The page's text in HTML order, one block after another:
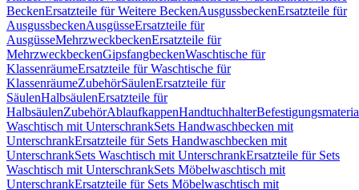
BeckenErsatzteile für Weitere BeckenAusgussbeckenErsatzteile für
AusgussbeckenAusgüsseErsatzteile für
AusgüsseMehrzweckbeckenErsatzteile für
MehrzweckbeckenGipsfangbeckenWaschtische für
KlassenräumeErsatzteile für Waschtische für
KlassenräumeZubehörSäulenErsatzteile für
SäulenHalbsäulenErsatzteile für
HalbsäulenZubehörAblaufkappenHandtuchhalter
Waschtisch mit UnterschrankSets Handwaschbecken mit
UnterschrankErsatzteile für Sets Handwaschbecken mit
UnterschrankSets Waschtisch mit UnterschrankErsatzteile für Sets
Waschtisch mit UnterschrankSets Möbelwaschtisch mit
UnterschrankErsatzteile für Sets Möbelwaschtisch mit